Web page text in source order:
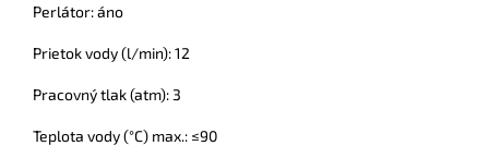
Perlátor: áno
Prietok vody (l/min): 12
Pracovný tlak (atm): 3
Teplota vody (°C) max.: ≤90